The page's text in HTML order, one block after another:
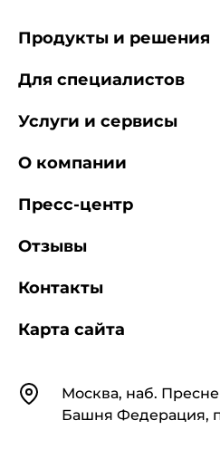
КонтактыМосква, наб.
Башня Федерация,
Продукты и решения
Для специалистов
Услуги и сервисы
О компании
Пресс-центр
Отзывы
Контакты
Карта сайта